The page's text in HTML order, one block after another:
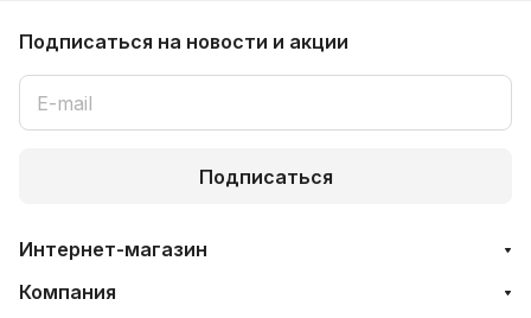
Подписаться на новости и акции
Подписаться
Интернет-магазин
Компания